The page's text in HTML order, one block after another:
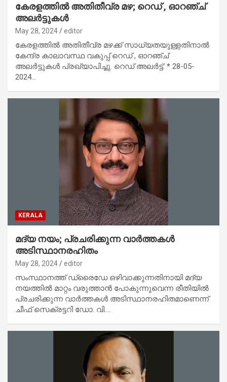
കേരളത്തില്‍ അതിതീവ്ര മഴ; റെഡ് , ഓറഞ്ച്
അലര്‍ട്ടുകള്‍
May 28, 2024 editor
കേരളത്തില്‍ അതിതീവ്ര മഴക്ക് സാധ്യതയുള്ളതിനാല്‍
കേന്ദ്ര കാലാവസ്ഥ വകുപ്പ് റെഡ് , ഓറഞ്ച്
അലര്‍ട്ടുകള്‍ പ്രഖ്യാപിച്ചു. റെഡ് അലര്‍ട്ട്: * 28-05-
2024…
KERALA
മദ്യ നയം; പ്രചരിക്കുന്ന വാര്‍ത്തകള്‍
അടിസ്ഥാനരഹിതം
May 28, 2024 editor
സംസ്ഥാനത്ത് ഡ്രൈഡേ ഒഴിവാക്കുന്നതിനായി മദ്യ
നയത്തില്‍ മാറ്റം വരുത്താന്‍ പോകുന്നുവെന്ന രീതിയില്‍
പ്രചരിക്കുന്ന വാര്‍ത്തകള്‍ അടിസ്ഥാനരഹിതമാണെന്ന്
ചീഫ് സെക്രട്ടറി ഡോ. വി.…